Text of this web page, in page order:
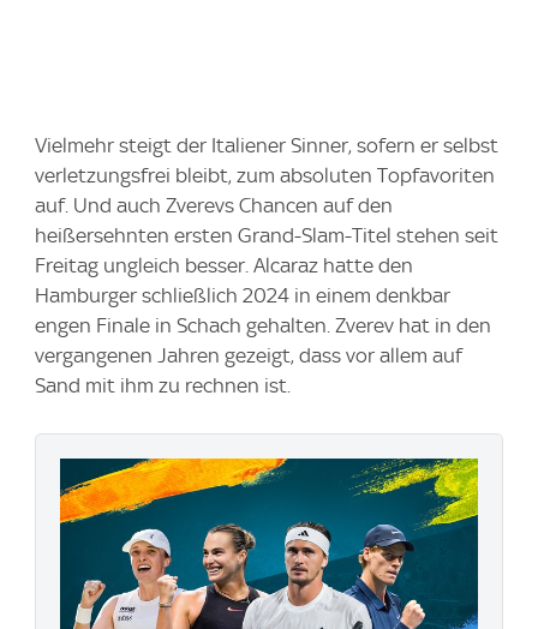
Vielmehr steigt der Italiener Sinner, sofern er selbst
verletzungsfrei bleibt, zum absoluten Topfavoriten
auf. Und auch Zverevs Chancen auf den
heißersehnten ersten Grand-Slam-Titel stehen seit
Freitag ungleich besser. Alcaraz hatte den
Hamburger schließlich 2024 in einem denkbar
engen Finale in Schach gehalten. Zverev hat in den
vergangenen Jahren gezeigt, dass vor allem auf
Sand mit ihm zu rechnen ist.